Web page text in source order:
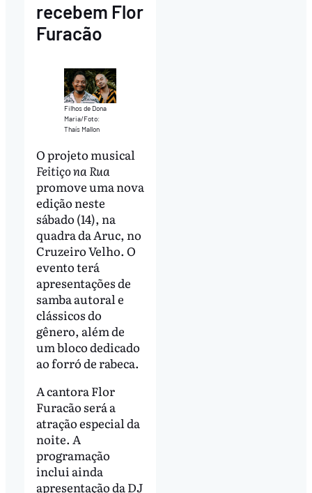
recebem Flor
Furacão
Filhos de Dona
Maria/Foto:
Thaís Mallon
O projeto musical
Feitiço na Rua
promove uma nova
edição neste
sábado (14), na
quadra da Aruc, no
Cruzeiro Velho. O
evento terá
apresentações de
samba autoral e
clássicos do
gênero, além de
um bloco dedicado
ao forró de rabeca.
A cantora Flor
Furacão será a
atração especial da
noite. A
programação
inclui ainda
apresentação da DJ